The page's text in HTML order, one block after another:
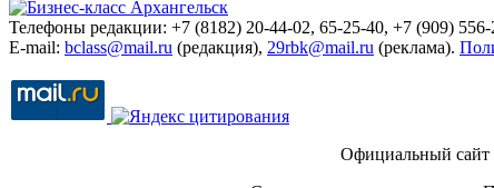
Телефоны редакции: +7 (8182) 20-44-02, 65-25-40, +7 (909) 556-
E-mail: bclass@mail.ru (редакция), 29rbk@mail.ru (реклама).
Официальный